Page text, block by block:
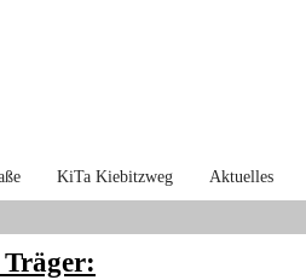
KiTa Kiebitzweg Aktuelles